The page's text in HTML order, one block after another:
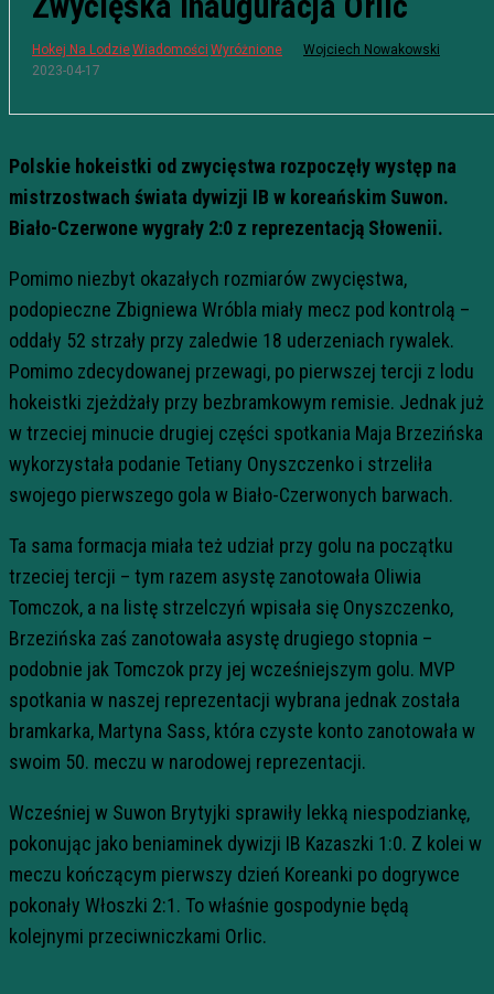
Hokej Na LodzieWiadomości Wyróżnione
Wojciech Nowakowski
2023-04-17
Polskie hokeistki od zwycięstwa rozpoczęły występ na
mistrzostwach świata dywizji IB w koreańskim Suwon.
Biało-Czerwone wygrały 2:0 z reprezentacją Słowenii.
Pomimo niezbyt okazałych rozmiarów zwycięstwa,
podopieczne Zbigniewa Wróbla miały mecz pod kontrolą –
oddały 52 strzały przy zaledwie 18 uderzeniach rywalek.
Pomimo zdecydowanej przewagi, po pierwszej tercji z lodu
hokeistki zjeżdżały przy bezbramkowym remisie. Jednak już
w trzeciej minucie drugiej części spotkania Maja Brzezińska
wykorzystała podanie Tetiany Onyszczenko i strzeliła
swojego pierwszego gola w Biało-Czerwonych barwach.
Ta sama formacja miała też udział przy golu na początku
trzeciej tercji – tym razem asystę zanotowała Oliwia
Tomczok, a na listę strzelczyń wpisała się Onyszczenko,
Brzezińska zaś zanotowała asystę drugiego stopnia –
podobnie jak Tomczok przy jej wcześniejszym golu. MVP
spotkania w naszej reprezentacji wybrana jednak została
bramkarka, Martyna Sass, która czyste konto zanotowała w
swoim 50. meczu w narodowej reprezentacji.
Wcześniej w Suwon Brytyjki sprawiły lekką niespodziankę,
pokonując jako beniaminek dywizji IB Kazaszki 1:0. Z kolei w
meczu kończącym pierwszy dzień Koreanki po dogrywce
pokonały Włoszki 2:1. To właśnie gospodynie będą
kolejnymi przeciwniczkami Orlic.